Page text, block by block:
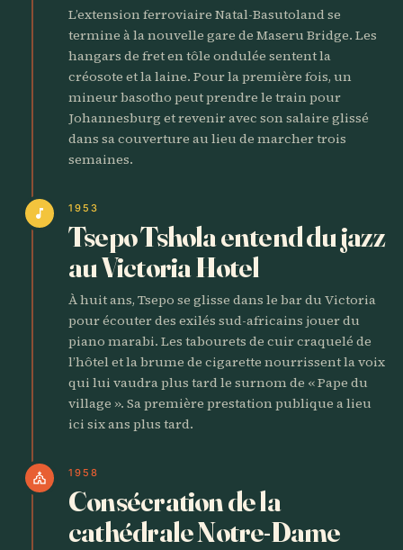
L’extension ferroviaire Natal-Basutoland se
termine à la nouvelle gare de Maseru Bridge. Les
hangars de fret en tôle ondulée sentent la
créosote et la laine. Pour la première fois, un
mineur basotho peut prendre le train pour
Johannesburg et revenir avec son salaire glissé
dans sa couverture au lieu de marcher trois
semaines.
music_note 1953
Tsepo Tshola entend du jazz
au Victoria Hotel
À huit ans, Tsepo se glisse dans le bar du Victoria
pour écouter des exilés sud-africains jouer du
piano marabi. Les tabourets de cuir craquelé de
l’hôtel et la brume de cigarette nourrissent la voix
qui lui vaudra plus tard le surnom de « Pape du
village ». Sa première prestation publique a lieu
ici six ans plus tard.
church 1958
Consécration de la
cathédrale Notre-Dame